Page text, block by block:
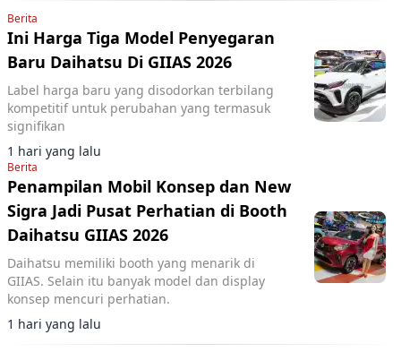
Berita
Ini Harga Tiga Model Penyegaran
Baru Daihatsu Di GIIAS 2026
Label harga baru yang disodorkan terbilang
kompetitif untuk perubahan yang termasuk
signifikan
1 hari yang lalu
Berita
Penampilan Mobil Konsep dan New
Sigra Jadi Pusat Perhatian di Booth
Daihatsu GIIAS 2026
Daihatsu memiliki booth yang menarik di
GIIAS. Selain itu banyak model dan display
konsep mencuri perhatian.
1 hari yang lalu